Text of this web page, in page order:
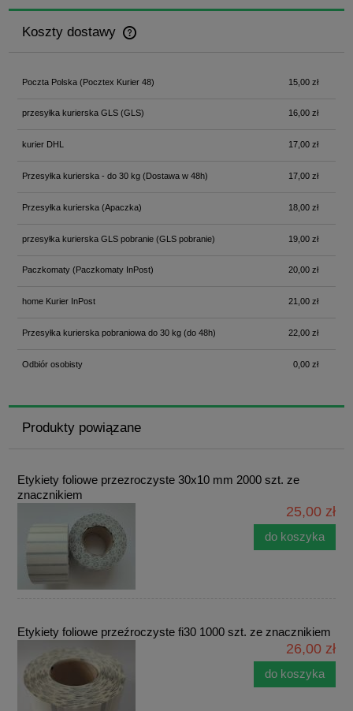
Koszty dostawy
Cena nie zawiera ewentualnych kosztów płatności
Poczta Polska(Pocztex Kurier 48) 15,00 zł
przesyłka kurierska GLS(GLS) 16,00 zł
kurier DHL 17,00 zł
Przesyłka kurierska - do 30 kg(Dostawa w 48h) 17,00 zł
Przesyłka kurierska (Apaczka) 18,00 zł
przesyłka kurierska GLS pobranie(GLS pobranie) 19,00 zł
Paczkomaty(Paczkomaty InPost) 20,00 zł
home Kurier InPost 21,00 zł
Przesyłka kurierska pobraniowa do 30 kg(do 48h) 22,00 zł
Odbiór osobisty 0,00 zł
Produkty powiązane
Etykiety foliowe przezroczyste 30x10 mm 2000 szt. ze
znacznikiem
25,00 zł
do koszyka
Etykiety foliowe przeźroczyste fi30 1000 szt. ze znacznikiem
26,00 zł
do koszyka